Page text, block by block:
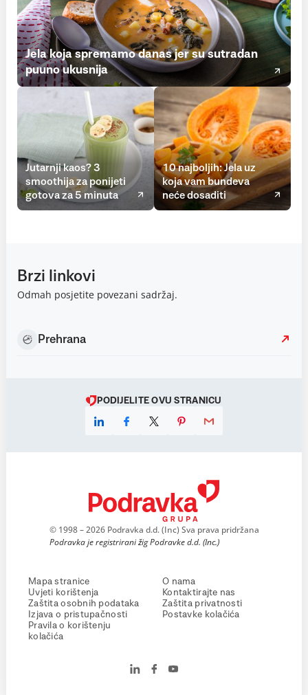
Jela koja spremamo danas jer su sutradan
puuno ukusnija
Jutarnji kaos? 3
smoothija za ponijeti
gotova za 5 minuta
10 najboljih: Jela uz
koja vam bundeva
neće dosaditi
Brzi linkovi
Odmah posjetite povezani sadržaj.
Prehrana
PODIJELITE OVU STRANICU
© 1998 – 2026 Podravka d.d. (Inc) Sva prava pridržana
Podravka je registrirani žig Podravke d.d. (Inc.)
Mapa stranice
Uvjeti korištenja
Zaštita osobnih podataka
Izjava o pristupačnosti
Pravila o korištenju
kolačića
O nama
Kontaktirajte nas
Zaštita privatnosti
Postavke kolačića